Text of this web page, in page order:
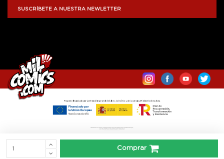
Comprar
SUSCRÍBETE A NUESTRA NEWLETTER